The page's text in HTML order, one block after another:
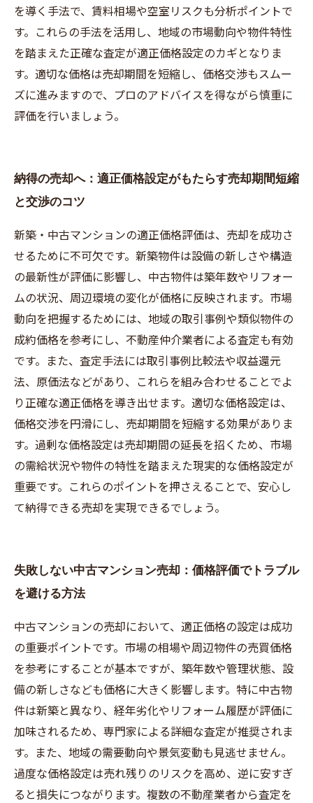
を導く手法で、賃料相場や空室リスクも分析ポイントで
す。これらの手法を活用し、地域の市場動向や物件特性
を踏まえた正確な査定が適正価格設定のカギとなりま
す。適切な価格は売却期間を短縮し、価格交渉もスムー
ズに進みますので、プロのアドバイスを得ながら慎重に
評価を行いましょう。
納得の売却へ：適正価格設定がもたらす売却期間短縮
と交渉のコツ
新築・中古マンションの適正価格評価は、売却を成功さ
せるために不可欠です。新築物件は設備の新しさや構造
の最新性が評価に影響し、中古物件は築年数やリフォー
ムの状況、周辺環境の変化が価格に反映されます。市場
動向を把握するためには、地域の取引事例や類似物件の
成約価格を参考にし、不動産仲介業者による査定も有効
です。また、査定手法には取引事例比較法や収益還元
法、原価法などがあり、これらを組み合わせることでよ
り正確な適正価格を導き出せます。適切な価格設定は、
価格交渉を円滑にし、売却期間を短縮する効果がありま
す。過剰な価格設定は売却期間の延長を招くため、市場
の需給状況や物件の特性を踏まえた現実的な価格設定が
重要です。これらのポイントを押さえることで、安心し
て納得できる売却を実現できるでしょう。
失敗しない中古マンション売却：価格評価でトラブル
を避ける方法
中古マンションの売却において、適正価格の設定は成功
の重要ポイントです。市場の相場や周辺物件の売買価格
を参考にすることが基本ですが、築年数や管理状態、設
備の新しさなども価格に大きく影響します。特に中古物
件は新築と異なり、経年劣化やリフォーム履歴が評価に
加味されるため、専門家による詳細な査定が推奨されま
す。また、地域の需要動向や景気変動も見逃せません。
過度な価格設定は売れ残りのリスクを高め、逆に安すぎ
ると損失につながります。複数の不動産業者から査定を